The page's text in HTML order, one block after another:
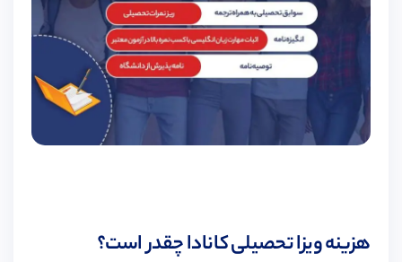
هزینه ویزا تحصیلی کانادا چقدر است؟